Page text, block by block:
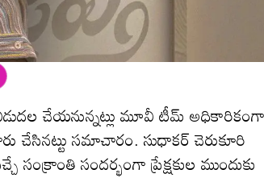
చేయనున్నట్లు మూవీ టీమ్ అధికారికంగా
చేసినట్టు సమాచారం. సుధాకర్ చెరుకూరి
సందర్భంగా ప్రేక్షకుల ముందుకు